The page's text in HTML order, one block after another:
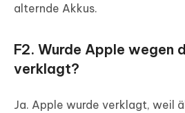
alternde Akkus.
F2. Wurde Apple wegen
verklagt?
Ja. Apple wurde verklagt, weil